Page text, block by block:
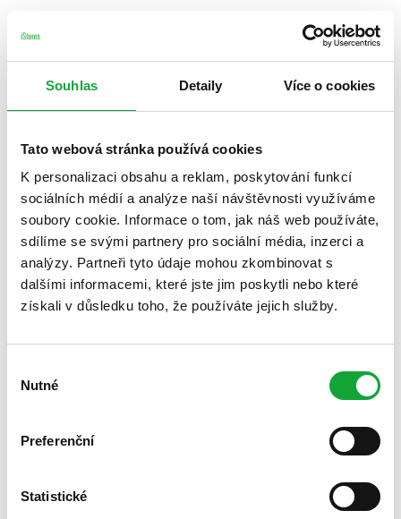
Souhlas Detaily Více o cookies
Tato webová stránka používá cookies
K personalizaci obsahu a reklam, poskytování funkcí
sociálních médií a analýze naší návštěvnosti využíváme
soubory cookie. Informace o tom, jak náš web používáte,
sdílíme se svými partnery pro sociální média, inzerci a
analýzy. Partneři tyto údaje mohou zkombinovat s
dalšími informacemi, které jste jim poskytli nebo které
získali v důsledku toho, že používáte jejich služby.
souhlasu
Nutné
Preferenční
Statistické